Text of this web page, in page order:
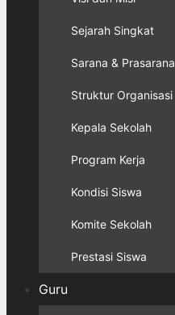
Sejarah Singkat
Sarana & Prasarana
Struktur Organisasi
Kepala Sekolah
Program Kerja
Kondisi Siswa
Komite Sekolah
Prestasi Siswa
Guru